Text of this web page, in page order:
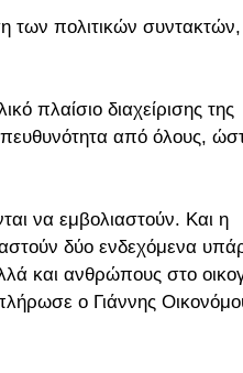
πολιτικών συντακτών,
πλαίσιο διαχείρισης της
από όλους,
να εμβολιαστούν. Και η
δύο ενδεχόμενα
και ανθρώπους στο
ο Γιάννης